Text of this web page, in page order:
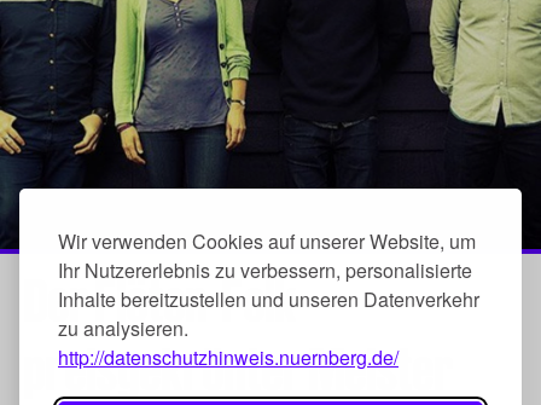
Wir verwenden Cookies auf unserer Website, um
Ihr Nutzererlebnis zu verbessern, personalisierte
Inhalte bereitzustellen und unseren Datenverkehr
zu analysieren.
http://datenschutzhinweis.nuernberg.de/
Der Flöten-Folk
preisgekrönter Meister